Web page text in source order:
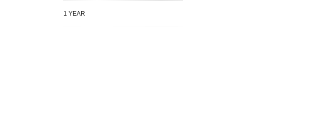
1 YEAR